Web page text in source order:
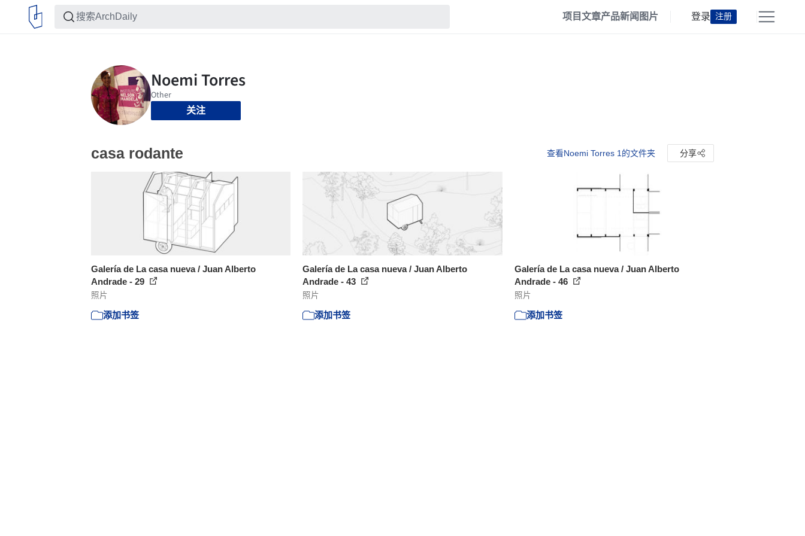
项目文章产品新闻 图片 登录 注册
关注
casa rodante 查看Noemi Torres 1的文件夹 分享
Galería de La casa nueva / Juan Alberto
Andrade - 29
照片
添加书签
Galería de La casa nueva / Juan Alberto
Andrade - 43
照片
添加书签
Galería de La casa nueva / Juan Alberto
Andrade - 46
照片
添加书签